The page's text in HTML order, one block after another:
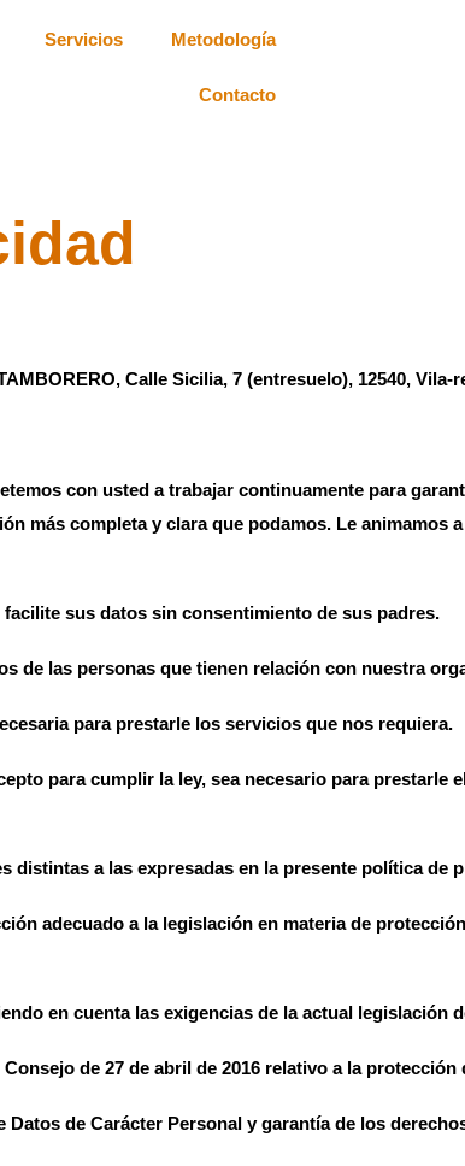
Servicios Metodología
Contacto
Calle Sicilia, 7 (entresuelo), 12540, Vila-
con usted a trabajar continuamente para
más completa y clara que podamos. Le animamos
sus datos sin consentimiento de sus padres.
de las personas que tienen relación con nuestra
para prestarle los servicios que nos requiera.
para cumplir la ley, sea necesario para prestarle
distintas a las expresadas en la presente política de
adecuado a la legislación en materia de
en cuenta las exigencias de la actual legislación
de 27 de abril de 2016 relativo a la
de Carácter Personal y garantía de los